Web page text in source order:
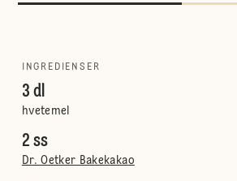
INGREDIENSER
3 dl
hvetemel
2 ss
Dr. Oetker Bakekakao